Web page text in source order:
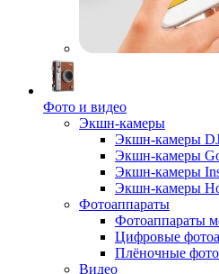
Фото и видео
Экшн-камеры
Экшн-камеры
Экшн-камеры
Экшн-камеры
Экшн-камеры
Фотоаппараты
Фотоаппараты
Цифровые
Плёночные
Видео